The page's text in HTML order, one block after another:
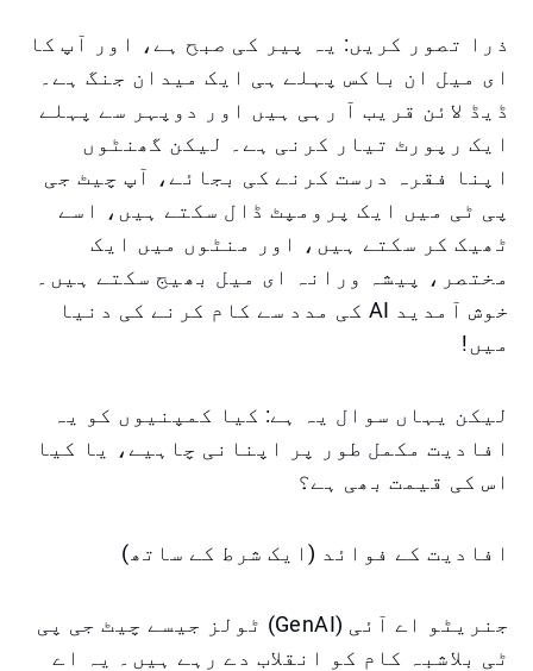
ذرا تصور کریں: یہ پیر کی صبح ہے، اور آپ کا
ای میل ان باکس پہلے ہی ایک میدان جنگ ہے۔
ڈیڈ لائن قریب آ رہی ہیں اور دوپہر سے پہلے
ایک رپورٹ تیار کرنی ہے۔ لیکن گھنٹوں
اپنا فقرہ درست کرنے کی بجائے، آپ چیٹ جی
پی ٹی میں ایک پرومپٹ ڈال سکتے ہیں، اسے
ٹھیک کر سکتے ہیں، اور منٹوں میں ایک
مختصر، پیشہ ورانہ ای میل بھیج سکتے ہیں۔
خوش آمدید AI کی مدد سے کام کرنے کی دنیا
میں!
لیکن یہاں سوال یہ ہے: کیا کمپنیوں کو یہ
افادیت مکمل طور پر اپنانی چاہیے، یا کیا
اس کی قیمت بھی ہے؟
افادیت کے فوائد (ایک شرط کے ساتھ)
جنریٹو اے آئی (GenAI) ٹولز جیسے چیٹ جی پی
ٹی بلاشبہ کام کو انقلاب دے رہے ہیں۔ یہ اے